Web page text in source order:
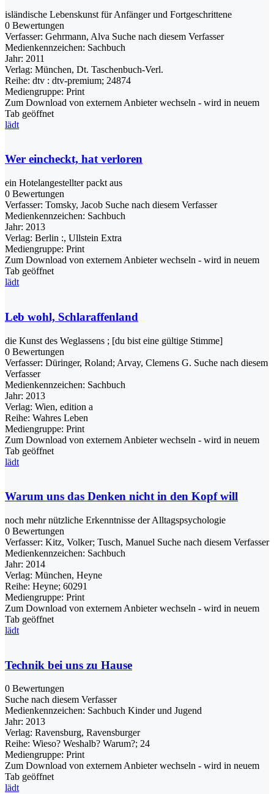
isländische Lebenskunst für Anfänger und Fortgeschrittene
0 Bewertungen
Verfasser: Gehrmann, Alva Suche nach diesem Verfasser
Medienkennzeichen: Sachbuch
Jahr: 2011
Verlag: München, Dt. Taschenbuch-Verl.
Reihe: dtv : dtv-premium; 24874
Mediengruppe: Print
Zum Download von externem Anbieter wechseln - wird in neuem
Tab geöffnet
lädt
Wer eincheckt, hat verloren
ein Hotelangestellter packt aus
0 Bewertungen
Verfasser: Tomsky, Jacob Suche nach diesem Verfasser
Medienkennzeichen: Sachbuch
Jahr: 2013
Verlag: Berlin :, Ullstein Extra
Mediengruppe: Print
Zum Download von externem Anbieter wechseln - wird in neuem
Tab geöffnet
lädt
Leb wohl, Schlaraffenland
die Kunst des Weglassens ; [du bist eine gültige Stimme]
0 Bewertungen
Verfasser: Düringer, Roland; Arvay, Clemens G. Suche nach diesem
Verfasser
Medienkennzeichen: Sachbuch
Jahr: 2013
Verlag: Wien, edition a
Reihe: Wahres Leben
Mediengruppe: Print
Zum Download von externem Anbieter wechseln - wird in neuem
Tab geöffnet
lädt
Warum uns das Denken nicht in den Kopf will
noch mehr nützliche Erkenntnisse der Alltagspsychologie
0 Bewertungen
Verfasser: Kitz, Volker; Tusch, Manuel Suche nach diesem Verfasser
Medienkennzeichen: Sachbuch
Jahr: 2014
Verlag: München, Heyne
Reihe: Heyne; 60291
Mediengruppe: Print
Zum Download von externem Anbieter wechseln - wird in neuem
Tab geöffnet
lädt
Technik bei uns zu Hause
0 Bewertungen
Suche nach diesem Verfasser
Medienkennzeichen: Sachbuch Kinder und Jugend
Jahr: 2013
Verlag: Ravensburg, Ravensburger
Reihe: Wieso? Weshalb? Warum?; 24
Mediengruppe: Print
Zum Download von externem Anbieter wechseln - wird in neuem
Tab geöffnet
lädt